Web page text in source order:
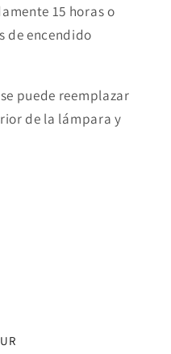
15 horas o
de encendido
puede reemplazar
de la lámpara y